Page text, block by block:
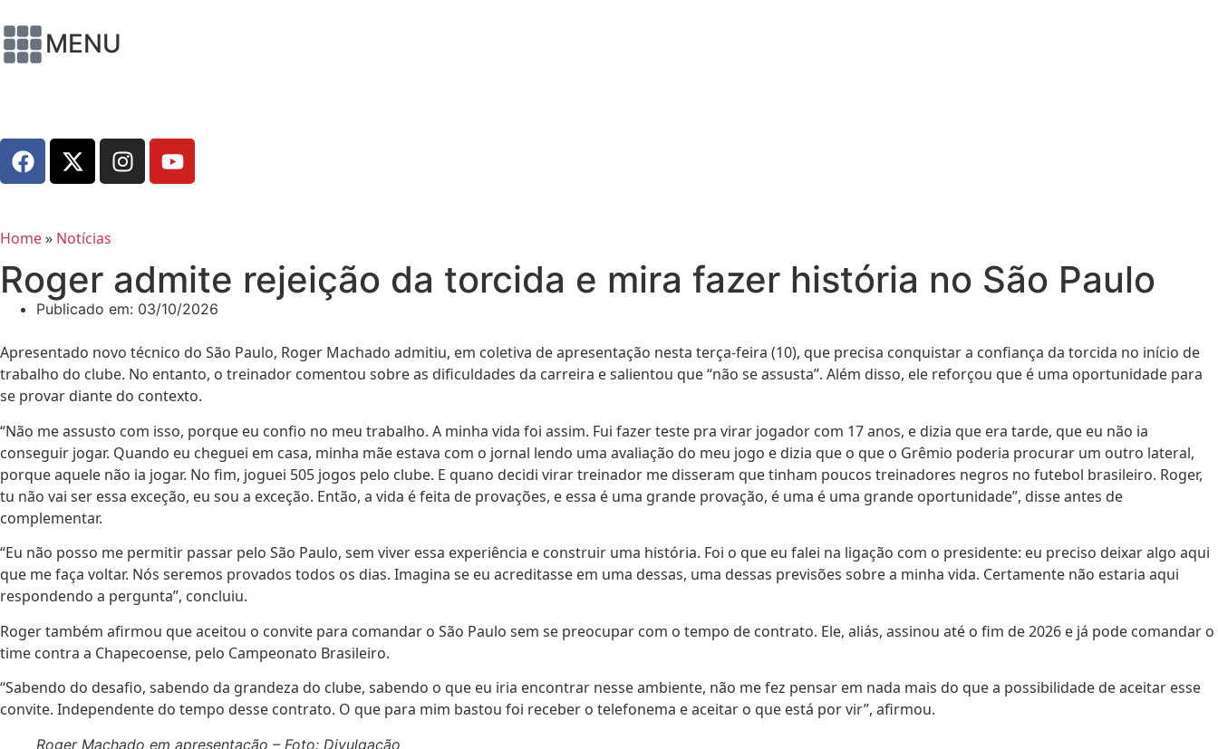
MENU
Home» Notícias
Roger admite rejeição da torcida e mira fazer história no São Paulo
Publicado em: 03/10/2026
Apresentado novo técnico do São Paulo, Roger Machado admitiu, em coletiva de apresentação nesta terça-feira (10), que precisa conquistar a confiança da torcida no início de
trabalho do clube. No entanto, o treinador comentou sobre as dificuldades da carreira e salientou que “não se assusta”. Além disso, ele reforçou que é uma oportunidade para
se provar diante do contexto.
“Não me assusto com isso, porque eu confio no meu trabalho. A minha vida foi assim. Fui fazer teste pra virar jogador com 17 anos, e dizia que era tarde, que eu não ia
conseguir jogar. Quando eu cheguei em casa, minha mãe estava com o jornal lendo uma avaliação do meu jogo e dizia que o que o Grêmio poderia procurar um outro lateral,
porque aquele não ia jogar. No fim, joguei 505 jogos pelo clube. E quano decidi virar treinador me disseram que tinham poucos treinadores negros no futebol brasileiro. Roger,
tu não vai ser essa exceção, eu sou a exceção. Então, a vida é feita de provações, e essa é uma grande provação, é uma é uma grande oportunidade”, disse antes de
complementar.
“Eu não posso me permitir passar pelo São Paulo, sem viver essa experiência e construir uma história. Foi o que eu falei na ligação com o presidente: eu preciso deixar algo aqui
que me faça voltar. Nós seremos provados todos os dias. Imagina se eu acreditasse em uma dessas, uma dessas previsões sobre a minha vida. Certamente não estaria aqui
respondendo a pergunta”, concluiu.
Roger também afirmou que aceitou o convite para comandar o São Paulo sem se preocupar com o tempo de contrato. Ele, aliás, assinou até o fim de 2026 e já pode comandar o
time contra a Chapecoense, pelo Campeonato Brasileiro.
“Sabendo do desafio, sabendo da grandeza do clube, sabendo o que eu iria encontrar nesse ambiente, não me fez pensar em nada mais do que a possibilidade de aceitar esse
convite. Independente do tempo desse contrato. O que para mim bastou foi receber o telefonema e aceitar o que está por vir”, afirmou.
Roger Machado em apresentação – Foto: Divulgação